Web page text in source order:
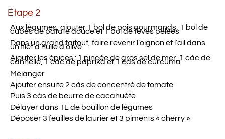
Étape 2
Aux légumes, ajouter 1 bol de pois gourmands, 1 bol de
cubes de patate douce et 1 bol de fèves pelées
Dans un grand faitout, faire revenir l’oignon et l’ail dans
un filet d’huile d’olive
Ajouter les épices : 1 pincée de gros sel de mer, 1 càc de
cannelle, 1 càc de paprika et 1 càs de curcuma
Mélanger
Ajouter ensuite 2 càs de concentré de tomate
Puis 3 càs de beurre de cacahuète
Délayer dans 1L de bouillon de légumes
Déposer 3 feuilles de laurier et 3 piments « cherry »